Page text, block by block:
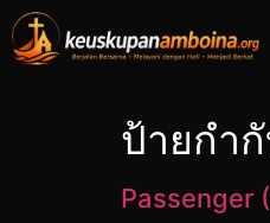
ป้ายกำ
Passenger